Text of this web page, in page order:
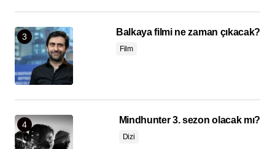
Balkaya filmi ne zaman çıkacak?
Film
Mindhunter 3. sezon olacak mı?
Dizi